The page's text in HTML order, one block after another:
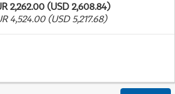
2,262.00 (USD 2,608.84)
4,524.00 (USD 5,217.68)